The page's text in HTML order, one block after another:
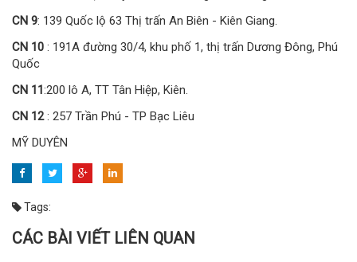
CN 9: 139 Quốc lộ 63 Thị trấn An Biên - Kiên Giang.
CN 10 : 191A đường 30/4, khu phố 1, thị trấn Dương Đông, Phú
Quốc
CN 11:200 lô A, TT Tân Hiệp, Kiên.
CN 12: 257 Trần Phú - TP Bạc Liêu
MỸ DUYÊN
Tags:
CÁC BÀI VIẾT LIÊN QUAN